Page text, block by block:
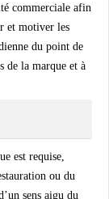
commerciale afin
et motiver les
du point de
de la marque et à
est requise,
ou du
sens aigu du